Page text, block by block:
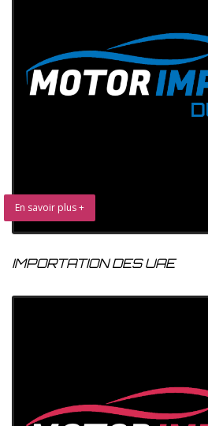
En savoir plus +
IMPORTATION DES UAE